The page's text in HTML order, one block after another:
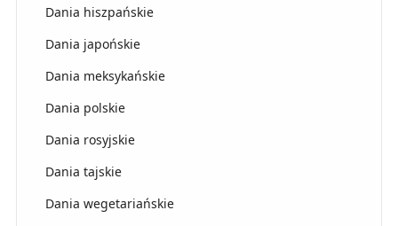
Dania hiszpańskie
Dania japońskie
Dania meksykańskie
Dania polskie
Dania rosyjskie
Dania tajskie
Dania wegetariańskie